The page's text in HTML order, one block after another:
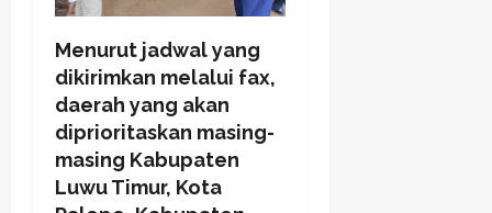
Menurut jadwal yang
dikirimkan melalui fax,
daerah yang akan
diprioritaskan masing-
masing Kabupaten
Luwu Timur, Kota